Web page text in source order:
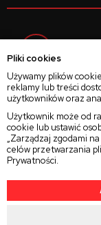
Pliki cookies
Używamy plików
reklamy lub treści
użytkowników oraz
Użytkownik może od
cookie lub ustawić
„Zarządzaj zgodami
celów przetwarzania
Prywatności.
Twitter
2025 ©